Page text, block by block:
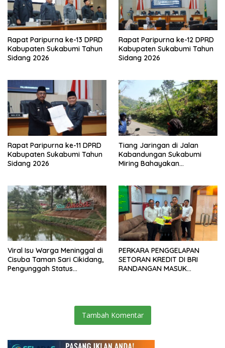
Rapat Paripurna ke-13 DPRD
Kabupaten Sukabumi Tahun
Sidang 2026
Rapat Paripurna ke-12 DPRD
Kabupaten Sukabumi Tahun
Sidang 2026
Rapat Paripurna ke-11 DPRD
Kabupaten Sukabumi Tahun
Sidang 2026
Tiang Jaringan di Jalan
Kabandungan Sukabumi
Miring Bahayakan
Viral Isu Warga Meninggal di
Cisuba Taman Sari Cikidang,
Pengunggah Status
PERKARA PENGGELAPAN
SETORAN KREDIT DI BRI
RANDANGAN MASUK
Tambah Komentar